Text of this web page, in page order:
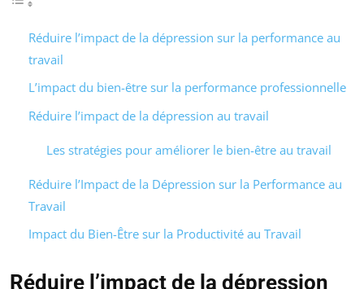
Réduire l’impact de la dépression sur la performance au
travail
L’impact du bien-être sur la performance professionnelle
Réduire l’impact de la dépression au travail
Les stratégies pour améliorer le bien-être au travail
Réduire l’Impact de la Dépression sur la Performance au
Travail
Impact du Bien-Être sur la Productivité au Travail
Réduire l’impact de la dépression